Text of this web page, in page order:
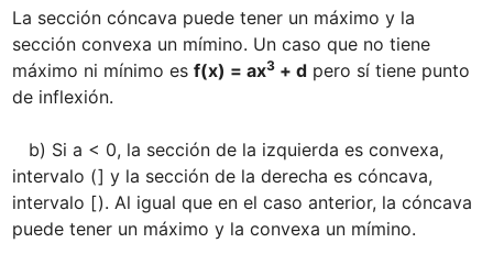
La sección cóncava puede tener un máximo y la
sección convexa un mímino. Un caso que no tiene
máximo ni mínimo es f(x) = ax3 + d pero sí tiene punto
de inflexión.
intervalo (] y la sección de la derecha es cóncava,
intervalo [). Al igual que en el caso anterior, la cóncava
puede tener un máximo y la convexa un mímino.